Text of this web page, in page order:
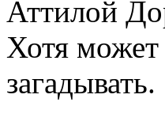
Аттилой
Хотя
загадывать.